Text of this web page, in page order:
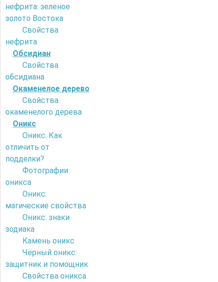
нефрита: зеленое
золото Востока
Свойства
нефрита
Обсидиан
Свойства
обсидиана
Окаменелое дерево
Свойства
окаменелого дерева
Оникс
Оникс. Как
отличить от
подделки?
Фотографии
оникса
Оникс:
магические свойства
Оникс: знаки
зодиака
Камень оникс
Чёрный оникс:
защитник и помощник
Свойства оникса